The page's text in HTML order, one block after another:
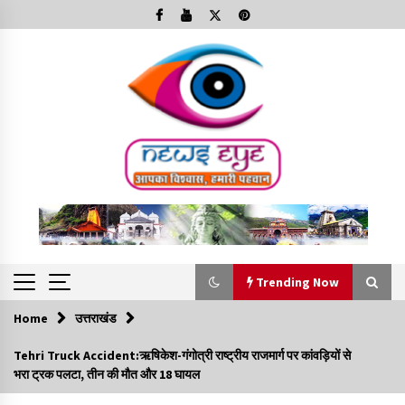
to
Trending Now
Trending Now
Minorities Rights Day : विश्व अल्पसंख्यक अधिकार दिवस
कार्यक्रम में शामिल हुए सीएम,आधुनिक मदरसों का नाम अब्दुल कलाम के नाम
Home उत्तराखंड
Tehri Truck Accident:ऋषिकेश-गंगोत्री राष्ट्रीय राजमार्ग पर कांवड़ियों से
भरा ट्रक पलटा, तीन की मौत और 18 घायल